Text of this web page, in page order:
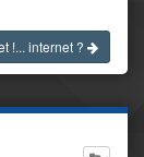
!... internet ?